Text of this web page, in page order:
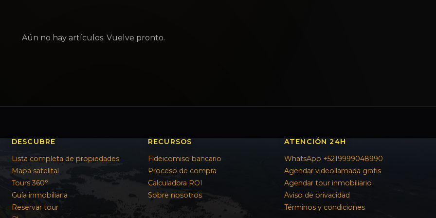
Aún no hay artículos. Vuelve pronto.
DESCUBRE
Lista completa de propiedades
Mapa satelital
Tours 360°
Guía inmobiliaria
Reservar tour
RECURSOS
Fideicomiso bancario
Proceso de compra
Calculadora ROI
Sobre nosotros
ATENCIÓN 24H
WhatsApp +5219999048990
Agendar videollamada gratis
Agendar tour inmobiliario
Aviso de privacidad
Términos y condiciones